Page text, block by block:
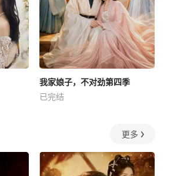
我家娘子，不对劲第四季
已完结
更多